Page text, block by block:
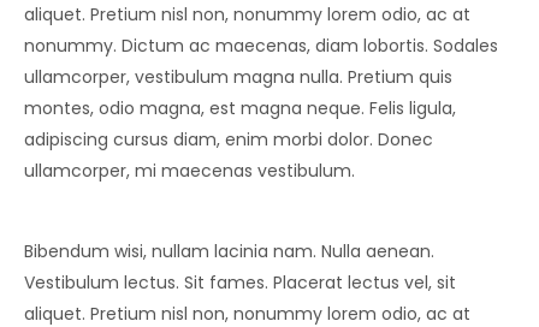
aliquet. Pretium nisl non, nonummy lorem odio, ac at
nonummy. Dictum ac maecenas, diam lobortis. Sodales
ullamcorper, vestibulum magna nulla. Pretium quis
montes, odio magna, est magna neque. Felis ligula,
adipiscing cursus diam, enim morbi dolor. Donec
ullamcorper, mi maecenas vestibulum.
Bibendum wisi, nullam lacinia nam. Nulla aenean.
Vestibulum lectus. Sit fames. Placerat lectus vel, sit
aliquet. Pretium nisl non, nonummy lorem odio, ac at